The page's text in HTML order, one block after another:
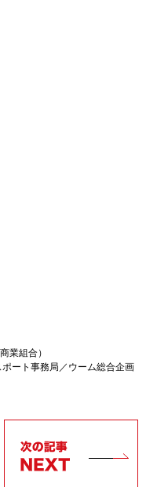
業組合）
ート事務局／ウーム総合企画